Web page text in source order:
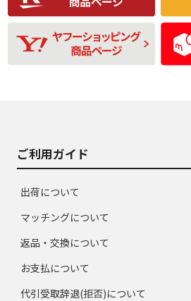
D
使用感や目立つ傷が
あり、一般的な中古
品
D
ご利用ガイド
出荷について
マッチングについて
返品・交換について
お支払について
代引受取辞退(拒否)について